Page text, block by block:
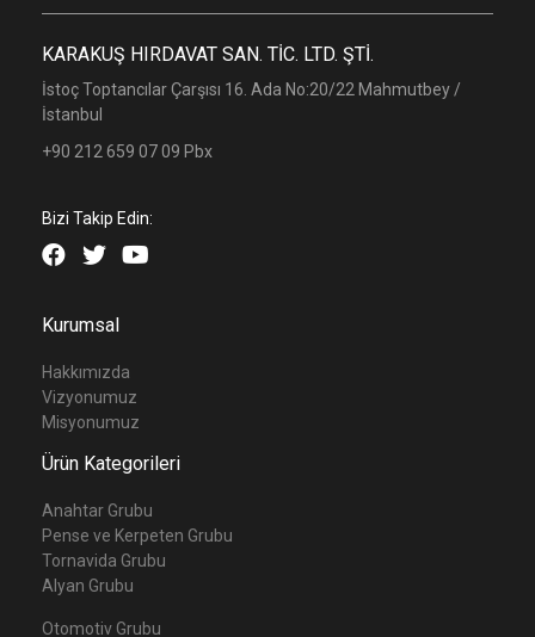
KARAKUŞ HIRDAVAT SAN. TİC. LTD. ŞTİ.
İstoç Toptancılar Çarşısı 16. Ada No:20/22 Mahmutbey /
İstanbul
+90 212 659 07 09 Pbx
Bizi Takip Edin:
Kurumsal
Hakkımızda
Vizyonumuz
Misyonumuz
Ürün Kategorileri
Anahtar Grubu
Pense ve Kerpeten Grubu
Tornavida Grubu
Alyan Grubu
Otomotiv Grubu